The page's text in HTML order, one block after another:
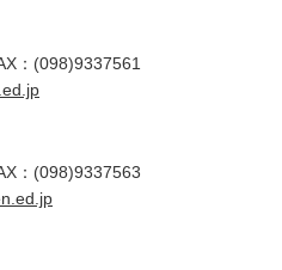
：(098)9337561
：(098)9337563